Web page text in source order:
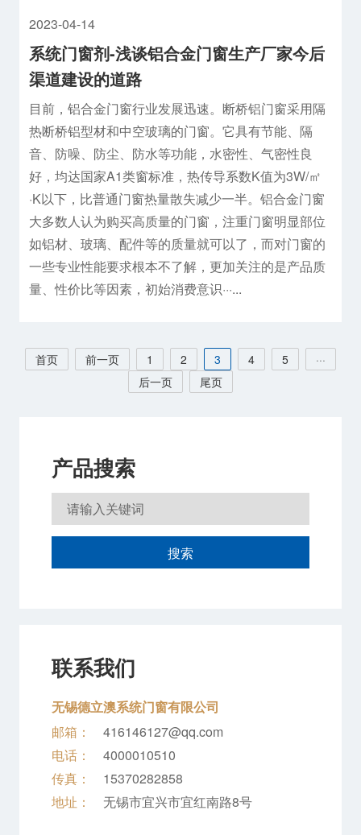
2023-04-14
系统门窗剂-浅谈铝合金门窗生产厂家今后
渠道建设的道路
目前，铝合金门窗行业发展迅速。断桥铝门窗采用隔
热断桥铝型材和中空玻璃的门窗。它具有节能、隔
音、防噪、防尘、防水等功能，水密性、气密性良
好，均达国家A1类窗标准，热传导系数K值为3W/㎡
·K以下，比普通门窗热量散失减少一半。铝合金门窗
大多数人认为购买高质量的门窗，注重门窗明显部位
如铝材、玻璃、配件等的质量就可以了，而对门窗的
一些专业性能要求根本不了解，更加关注的是产品质
量、性价比等因素，初始消费意识···...
首页 前一页 1 2 3 4 5
···
后一页
尾页
产品搜索
搜索
联系我们
无锡德立澳系统门窗有限公司
邮箱：
416146127@qq.com
电话：
4000010510
传真：
15370282858
地址：
无锡市宜兴市宜红南路8号